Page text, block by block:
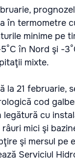
în termometre
minime pe
în Nord şi -
mixte.
la 21 februarie,
cod
cu
mici şi
şi mersul pe
Serviciul